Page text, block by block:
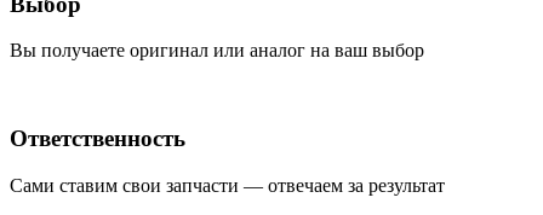
Вы получаете оригинал или аналог на ваш выбор
Ответственность
Сами ставим свои запчасти — отвечаем за результат